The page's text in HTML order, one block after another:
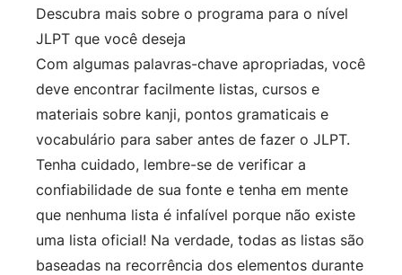
Descubra mais sobre o programa para o nível
JLPT que você deseja
Com algumas palavras-chave apropriadas, você
deve encontrar facilmente listas, cursos e
materiais sobre kanji, pontos gramaticais e
vocabulário para saber antes de fazer o JLPT.
Tenha cuidado, lembre-se de verificar a
confiabilidade de sua fonte e tenha em mente
que nenhuma lista é infalível porque não existe
uma lista oficial! Na verdade, todas as listas são
baseadas na recorrência dos elementos durante